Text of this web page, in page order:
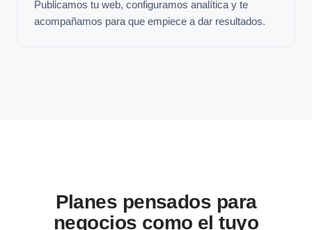
Publicamos tu web, configuramos analítica y te
acompañamos para que empiece a dar resultados.
Planes pensados para
negocios como el tuyo